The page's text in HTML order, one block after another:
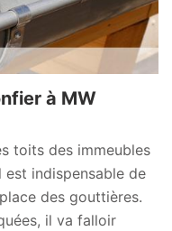
à MW
toits des immeubles
est indispensable de
des gouttières.
il va falloir